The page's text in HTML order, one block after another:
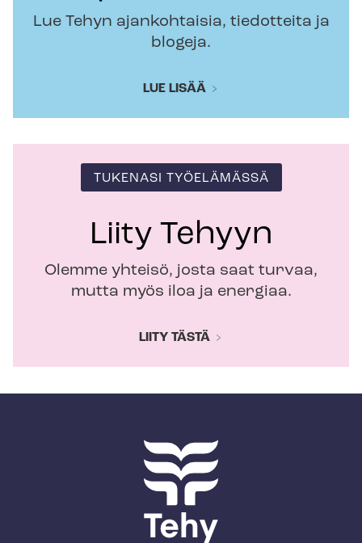
Lue Tehyn ajankohtaisia, tiedotteita ja
blogeja.
LUE LISÄÄ
TUKENASI TYÖELÄMÄSSÄ
Liity Tehyyn
Olemme yhteisö, josta saat turvaa,
mutta myös iloa ja energiaa.
LIITY TÄSTÄ